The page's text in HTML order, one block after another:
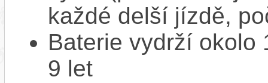
každé delší jízdě,
Baterie vydrží okolo
9 let